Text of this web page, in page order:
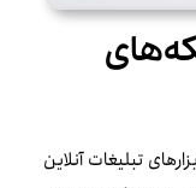
تبلیغات آنلاین